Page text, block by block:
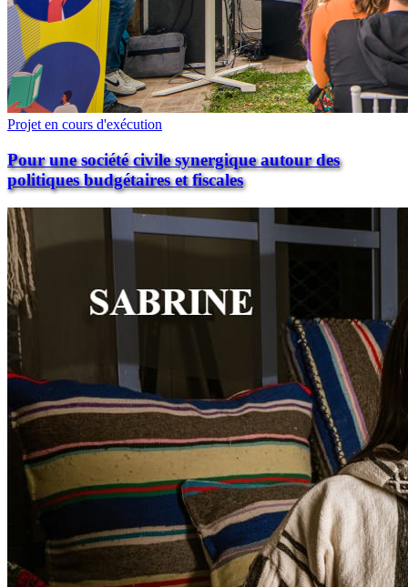
Projet en cours d'exécution
Pour une société civile synergique autour des
politiques budgétaires et fiscales